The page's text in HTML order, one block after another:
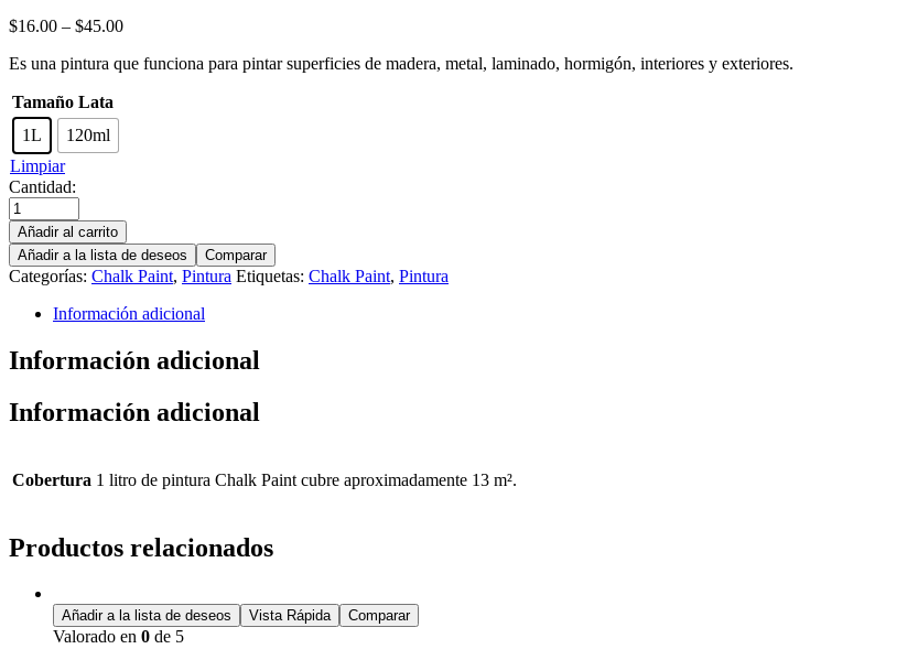
$16.00 – $45.00
Es una pintura que funciona para pintar superficies de madera, metal, laminado, hormigón, interiores y exteriores.
Tamaño Lata
1L
120ml
Limpiar
Cantidad:
Añadir al carrito
Añadir a la lista de deseos
Comparar
Categorías: Chalk Paint, Pintura Etiquetas: Chalk Paint, Pintura
Información adicional
Información adicional
Información adicional
Cobertura 1 litro de pintura Chalk Paint cubre aproximadamente 13 m².
Productos relacionados
Añadir a la lista de deseos Vista Rápida Comparar
Valorado en 0 de 5